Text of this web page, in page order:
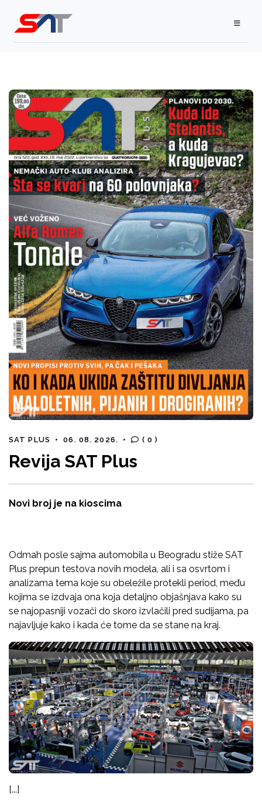
SAT PLUS • 06. 08. 2026. • ( 0 )
Revija SAT Plus
Novi broj je na kioscima
Odmah posle sajma automobila u Beogradu stiže SAT
Plus prepun testova novih modela, ali i sa osvrtom i
analizama tema koje su obeležile protekli period, među
kojima se izdvaja ona koja detaljno objašnjava kako su
se najopasniji vozači do skoro izvlačili pred sudijama, pa
najavljuje kako i kada će tome da se stane na kraj.
[...]